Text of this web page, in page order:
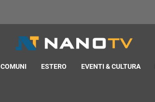
COMUNI ESTERO EVENTI & CULTURA